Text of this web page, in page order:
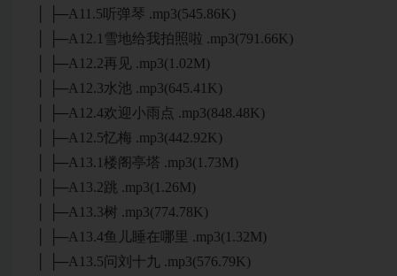
│ ├─A11.5听弹琴 .mp3(545.86K)
│ ├─A12.1雪地给我拍照啦 .mp3(791.66K)
│ ├─A12.2再见 .mp3(1.02M)
│ ├─A12.3水池 .mp3(645.41K)
│ ├─A12.4欢迎小雨点 .mp3(848.48K)
│ ├─A12.5忆梅 .mp3(442.92K)
│ ├─A13.1楼阁亭塔 .mp3(1.73M)
│ ├─A13.2跳 .mp3(1.26M)
│ ├─A13.3树 .mp3(774.78K)
│ ├─A13.4鱼儿睡在哪里 .mp3(1.32M)
│ ├─A13.5问刘十九 .mp3(576.79K)